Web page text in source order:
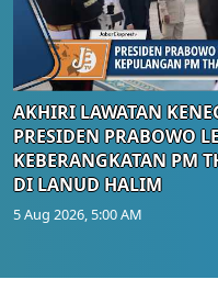
AKHIRI LAWATAN
PRESIDEN PRABOWO
KEBERANGKATAN PM
DI LANUD HALIM
5 Aug 2026, 5:00 AM